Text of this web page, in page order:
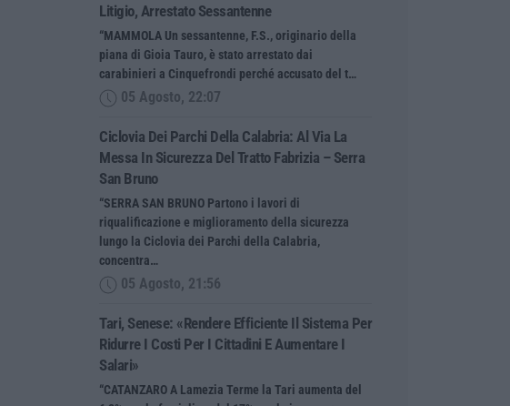
Litigio, Arrestato Sessantenne
“MAMMOLA Un sessantenne, F.S., originario della
piana di Gioia Tauro, è stato arrestato dai
carabinieri a Cinquefrondi perché accusato del t…
05 Agosto, 22:07
Ciclovia Dei Parchi Della Calabria: Al Via La
Messa In Sicurezza Del Tratto Fabrizia – Serra
San Bruno
“SERRA SAN BRUNO Partono i lavori di
riqualificazione e miglioramento della sicurezza
lungo la Ciclovia dei Parchi della Calabria,
concentra…
05 Agosto, 21:56
Tari, Senese: «Rendere Efficiente Il Sistema Per
Ridurre I Costi Per I Cittadini E Aumentare I
Salari»
“CATANZARO A Lamezia Terme la Tari aumenta del